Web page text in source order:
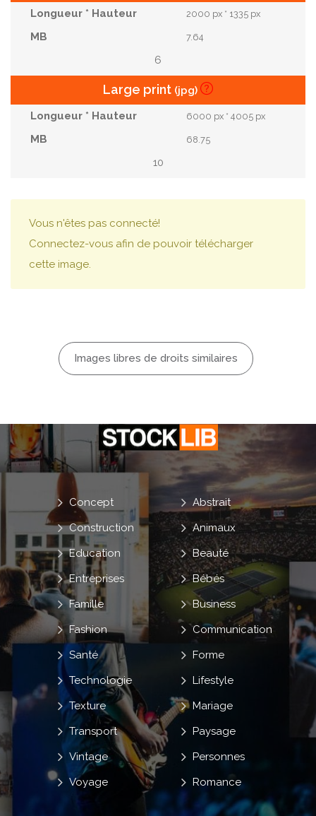
2000 px * 1335 px
7.64
6
Large print (jpg)
6000 px * 4005 px
68.75
10
Vous n'êtes pas connecté!
Connectez-vous afin de pouvoir télécharger
cette image.
Images libres de droits similaires
Abstrait
Animaux
Beauté
Bébés
Business
Communication
Concept
Construction
Education
Entreprises
Famille
Fashion
Forme
Lifestyle
Mariage
Paysage
Personnes
Romance
Santé
Technologie
Texture
Transport
Vintage
Voyage